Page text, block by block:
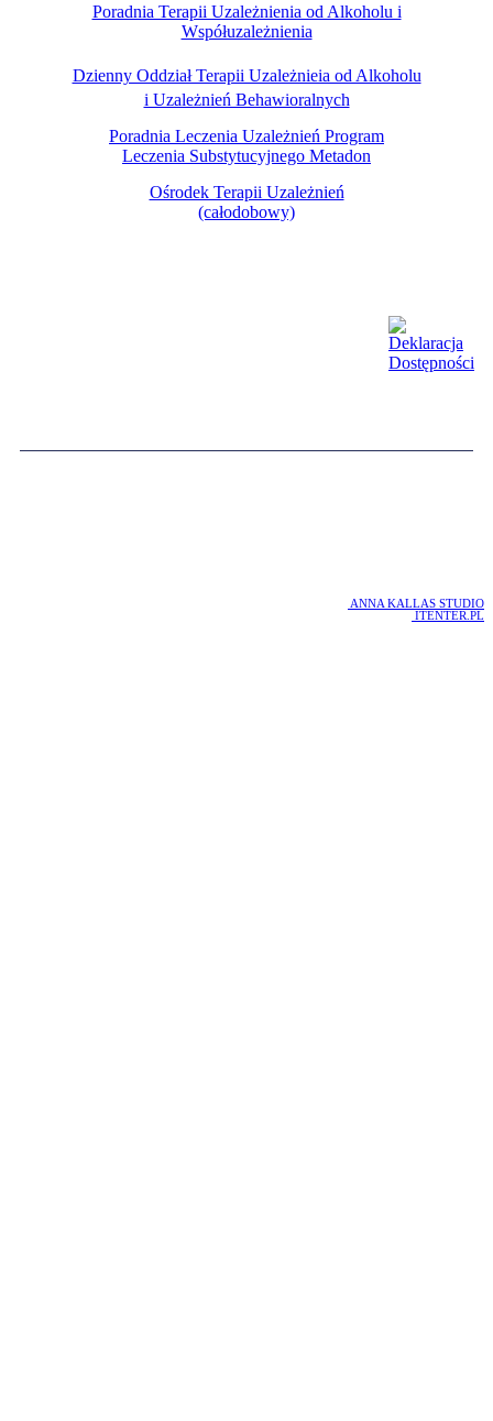
Poradnia Terapii Uzależnienia od Alkoholu i
Współuzależnienia
Dzienny Oddział Terapii Uzależnieia od Alkoholu
i Uzależnień Behawioralnych
Poradnia Leczenia Uzależnień Program
Leczenia Substytucyjnego Metadon
Ośrodek Terapii Uzależnień
(całodobowy)
ANNA KALLAS STUDIO
ITENTER.PL